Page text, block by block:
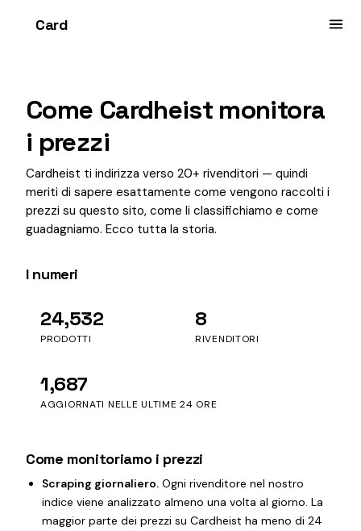
Card
Come Cardheist monitora
i prezzi
Cardheist ti indirizza verso 20+ rivenditori — quindi
meriti di sapere esattamente come vengono raccolti i
prezzi su questo sito, come li classifichiamo e come
guadagniamo. Ecco tutta la storia.
I numeri
24,532
PRODOTTI
8
RIVENDITORI
1,687
AGGIORNATI NELLE ULTIME 24 ORE
Come monitoriamo i prezzi
Scraping giornaliero. Ogni rivenditore nel nostro
indice viene analizzato almeno una volta al giorno. La
maggior parte dei prezzi su Cardheist ha meno di 24